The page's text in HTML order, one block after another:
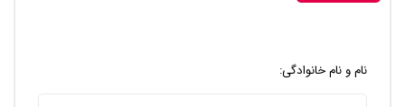
نام و نام خانوادگی: